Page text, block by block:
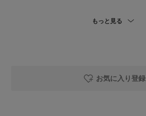
おすすめです！お試しください！
○閲覧いただきありがとうございます！○
もっと見る
お気に入り登録